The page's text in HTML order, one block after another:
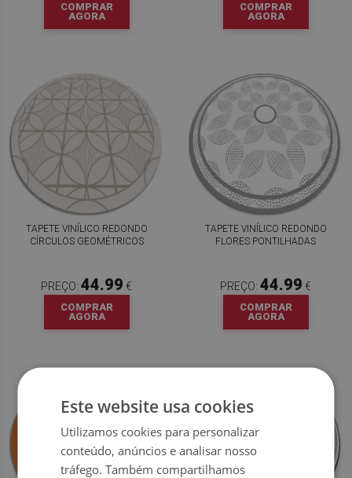
COMPRAR
AGORA
COMPRAR
AGORA
TAPETE VINÍLICO REDONDO
CÍRCULOS GEOMÉTRICOS
PREÇO: 44.99 €
COMPRAR
AGORA
TAPETE VINÍLICO REDONDO
FLORES PONTILHADAS
PREÇO: 44.99 €
COMPRAR
AGORA
Este website usa cookies
Utilizamos cookies para personalizar
conteúdo, anúncios e analisar nosso
tráfego. Também compartilhamos